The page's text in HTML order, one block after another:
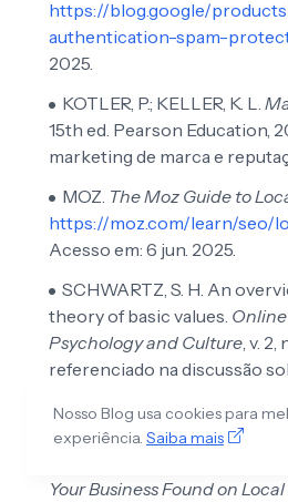
https://blog.google/
authentication-spam-
2025.
KOTLER, P.; KELLER, K. L.
15th ed. Pearson Education,
marketing de marca e
MOZ. The Moz Guide to
https://moz.com/learn/seo/
Acesso em: 6 jun. 2025.
SCHWARTZ, S. H. An
theory of basic values.
Psychology and Culture , v.
referenciado na discussão
STERLING, M.The Local
Your Business Found on
Nosso Blog usa cookies para
experiência. Saiba mais